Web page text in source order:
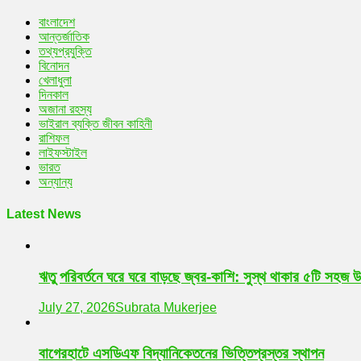
বাংলাদেশ
আন্তর্জাতিক
তথ্যপ্রযুক্তি
বিনোদন
খেলাধুলা
দিনকাল
অজানা রহস্য
ভাইরাল ব্যক্তি জীবন কাহিনী
রাশিফল
লাইফস্টাইল
ভারত
অন্যান্য
Latest News
ঋতু পরিবর্তনে ঘরে ঘরে বাড়ছে জ্বর-কাশি: সুস্থ থাকার ৫টি সহজ
July 27, 2026Subrata Mukerjee
বাগেরহাটে এসডিএফ বিদ্যানিকেতনের ভিত্তিপ্রস্তর স্থাপন